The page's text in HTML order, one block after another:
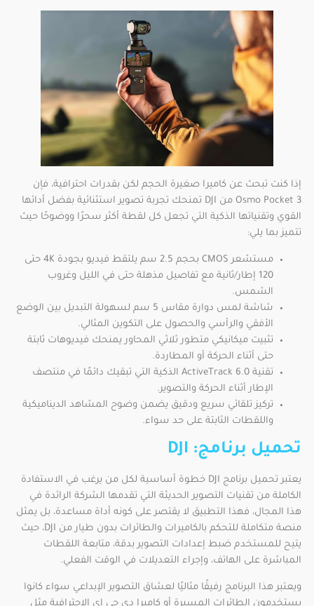
إذا كنت تبحث عن كاميرا صغيرة الحجم لكن بقدرات احترافية، فإن
Osmo Pocket 3 من DJI تمنحك تجربة تصوير استثنائية بفضل أدائها
القوي وتقنياتها الذكية التي تجعل كل لقطة أكثر سحرًا ووضوحًا حيث
تتميز بما يلي:
مستشعر CMOS بحجم 2.5 سم يلتقط فيديو بجودة 4K حتى
120 إطار/ثانية مع تفاصيل مذهلة حتى في الليل وغروب
الشمس.
شاشة لمس دوارة مقاس 5 سم لسهولة التبديل بين الوضع
الأفقي والرأسي والحصول على التكوين المثالي.
تثبيت ميكانيكي متطور ثلاثي المحاور يمنحك فيديوهات ثابتة
حتى أثناء الحركة أو المطاردة.
تقنية ActiveTrack 6.0 الذكية التي تبقيك دائمًا في منتصف
الإطار أثناء الحركة والتصوير.
تركيز تلقائي سريع ودقيق يضمن وضوح المشاهد الديناميكية
واللقطات الثابتة على حد سواء.
تحميل برنامج: DJI
يعتبر تحميل برنامج DJI خطوة أساسية لكل من يرغب في الاستفادة
الكاملة من تقنيات التصوير الحديثة التي تقدمها الشركة الرائدة في
هذا المجال، فهذا التطبيق لا يقتصر على كونه أداة مساعدة، بل يمثل
منصة متكاملة للتحكم بالكاميرات والطائرات بدون طيار من DJI، حيث
يتيح للمستخدم ضبط إعدادات التصوير بدقة، متابعة اللقطات
المباشرة على الهاتف، وإجراء التعديلات في الوقت الفعلي.
ويعتبر هذا البرنامج رفيقًا مثاليًا لعشاق التصوير الإبداعي سواء كانوا
يستخدمون الطائرات المسيرة أو كاميرا دي جي اي الاحترافية مثل